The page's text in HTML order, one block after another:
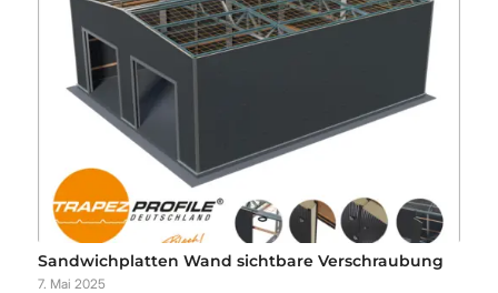
Sandwichplatten Wand sichtbare Verschraubung
7. Mai 2025